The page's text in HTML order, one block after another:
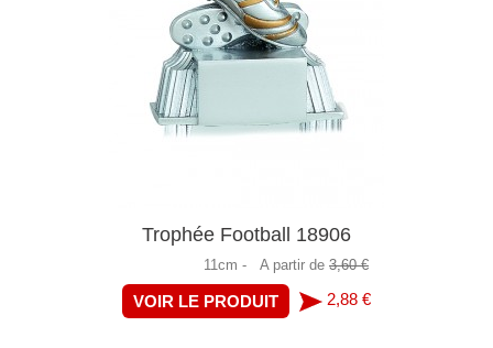
Trophée Football 18906
11cm - A partir de 3,60 €
VOIR LE PRODUIT 2,88 €